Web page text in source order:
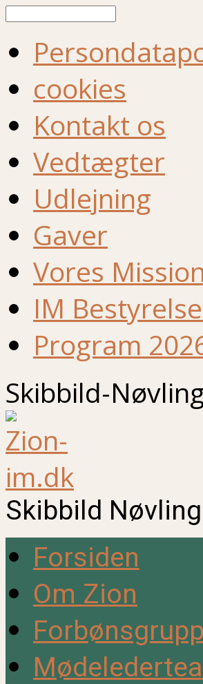
cookies
Kontakt os
Vedtægter
Udlejning
Gaver
Vores
IM
Program
Skibbild-
Skibbild
Forsiden
Om Zion